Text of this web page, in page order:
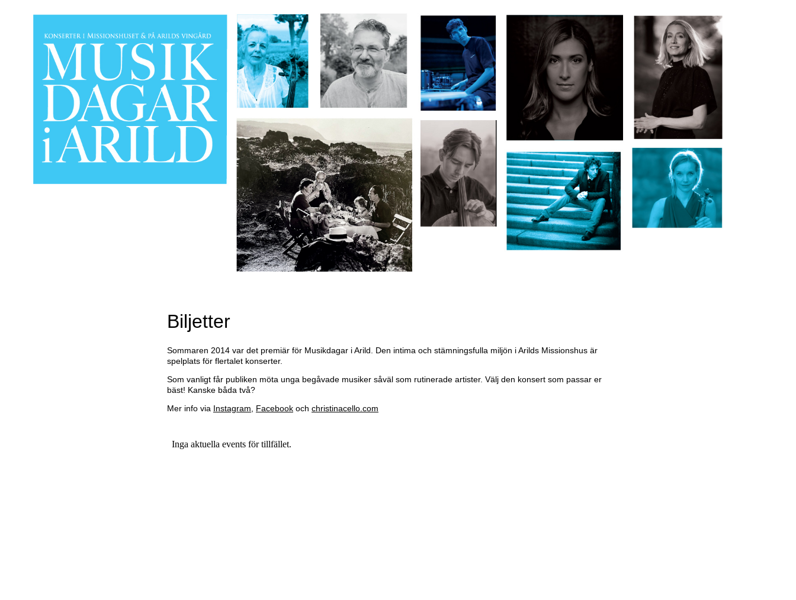
Biljetter
Sommaren 2014 var det premiär för Musikdagar i Arild. Den intima och stämningsfulla miljön i Arilds Missionshus är
spelplats för flertalet konserter.
Som vanligt får publiken möta unga begåvade musiker såväl som rutinerade artister. Välj den konsert som passar er
bäst! Kanske båda två?
Mer info via Instagram Facebook och christinacello.com